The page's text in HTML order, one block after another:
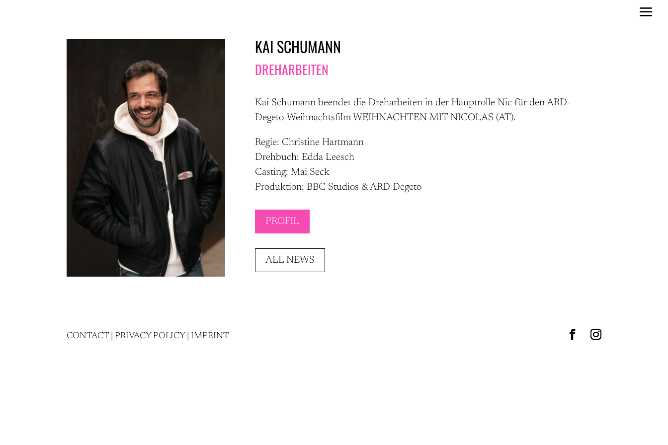
KAI SCHUMANN
DREHARBEITEN
Kai Schumann beendet die Dreharbeiten in der Hauptrolle Nic für den ARD-
Degeto-Weihnachtsfilm WEIHNACHTEN MIT NICOLAS (AT).
Regie: Christine Hartmann
Drehbuch: Edda Leesch
Casting: Mai Seck
Produktion: BBC Studios & ARD Degeto
PROFIL
ALL NEWS
CONTACT |PRIVACY POLICY |IMPRINT